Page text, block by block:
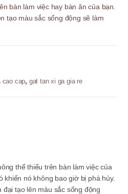
bàn làm việc hay bàn ăn của bạn.
tạo màu sắc sống động sẽ làm
cao cap, gat tan xi ga gia re
thể thiếu trên bàn làm việc của
khiến nó không bao giờ bị phá hủy.
tạo lên màu sắc sống động